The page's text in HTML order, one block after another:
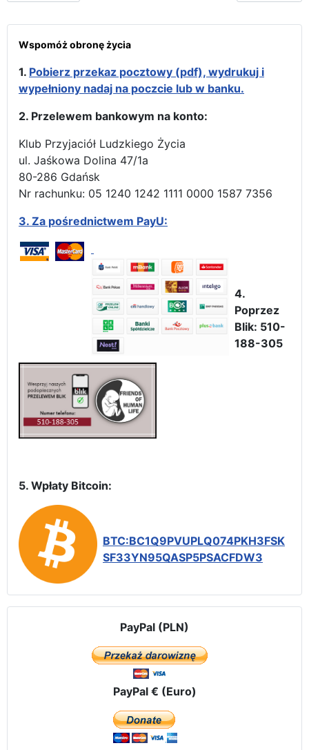
Wspomóż obronę życia
1. Pobierz przekaz pocztowy (pdf), wydrukuj i
wypełniony nadaj na poczcie lub w banku.
2. Przelewem bankowym na konto:
Klub Przyjaciół Ludzkiego Życia
ul. Jaśkowa Dolina 47/1a
80-286 Gdańsk
Nr rachunku: 05 1240 1242 1111 0000 1587 7356
3. Za pośrednictwem PayU:
4.
Poprzez
Blik: 510-
188-305
5. Wpłaty Bitcoin:
BTC:BC1Q9PVUPLQ074PKH3FSK
SF33YN95QASP5PSACFDW3
PayPal (PLN)
PayPal € (Euro)